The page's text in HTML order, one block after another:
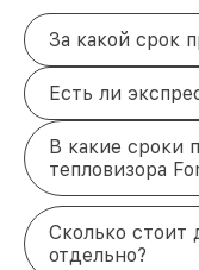
За какой срок
Есть ли
В какие сроки
тепловизора
Сколько стоит
отдельно?